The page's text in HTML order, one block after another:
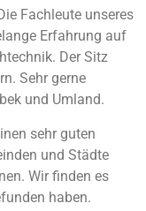
Fachleute unseres
Erfahrung auf
Der Sitz
Sehr gerne
und Umland.
sehr guten
und Städte
Wir finden es
haben.